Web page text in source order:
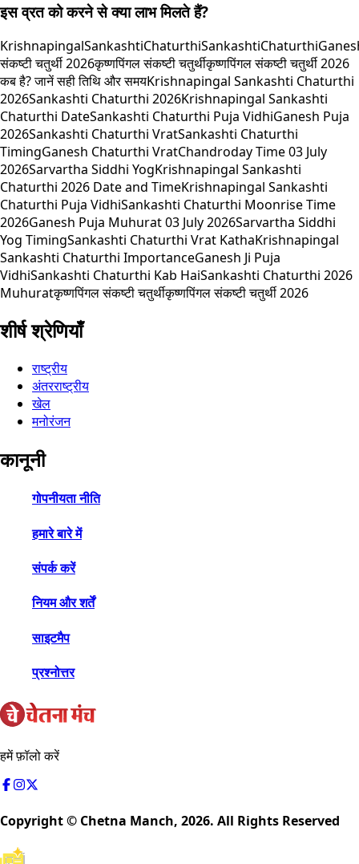
इस व्रत को करने से क्या लाभ मिलते हैं?
KrishnapingalSankashtiChaturthiSankashtiChaturthi
संकष्टी चतुर्थी 2026कृष्णपिंगल संकष्टी चतुर्थीकृष्णपिंगल संकष्टी चतुर्थी 2026
कब है? जानें सही तिथि और समयKrishnapingal Sankashti Chaturthi
2026Sankashti Chaturthi 2026Krishnapingal Sankashti
Chaturthi DateSankashti Chaturthi Puja VidhiGanesh Puja
2026Sankashti Chaturthi VratSankashti Chaturthi
TimingGanesh Chaturthi VratChandroday Time 03 July
2026Sarvartha Siddhi YogKrishnapingal Sankashti
Chaturthi 2026 Date and TimeKrishnapingal Sankashti
Chaturthi Puja VidhiSankashti Chaturthi Moonrise Time
2026Ganesh Puja Muhurat 03 July 2026Sarvartha Siddhi
Yog TimingSankashti Chaturthi Vrat KathaKrishnapingal
Sankashti Chaturthi ImportanceGanesh Ji Puja
VidhiSankashti Chaturthi Kab HaiSankashti Chaturthi 2026
Muhuratकृष्णपिंगल संकष्टी चतुर्थीकृष्णपिंगल संकष्टी चतुर्थी 2026
शीर्ष श्रेणियाँ
राष्ट्रीय
अंतरराष्ट्रीय
खेल
मनोरंजन
कानूनी
गोपनीयता नीति
हमारे बारे में
संपर्क करें
नियम और शर्तें
साइटमैप
प्रश्नोत्तर
हमें फ़ॉलो करें
Copyright © Chetna Manch, 2026. All Rights Reserved